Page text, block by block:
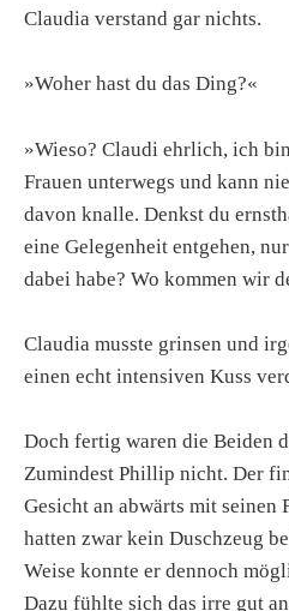
Claudia verstand gar nichts.
»Woher hast du das Ding?«
»Wieso? Claudi ehrlich, ich
Frauen unterwegs und kann
davon knalle. Denkst du
eine Gelegenheit entgehen,
dabei habe? Wo kommen wir
Claudia musste grinsen und
einen echt intensiven Kuss
Doch fertig waren die Beiden
Zumindest Phillip nicht. Der
Gesicht an abwärts mit seinen
hatten zwar kein Duschzeug
Weise konnte er dennoch
Dazu fühlte sich das irre gut